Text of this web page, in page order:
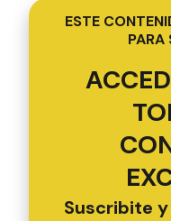
ESTE
PARA
Suscribite